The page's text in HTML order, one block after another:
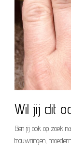
Wil jij dit
Ben jij ook op zoek
trouwringen,